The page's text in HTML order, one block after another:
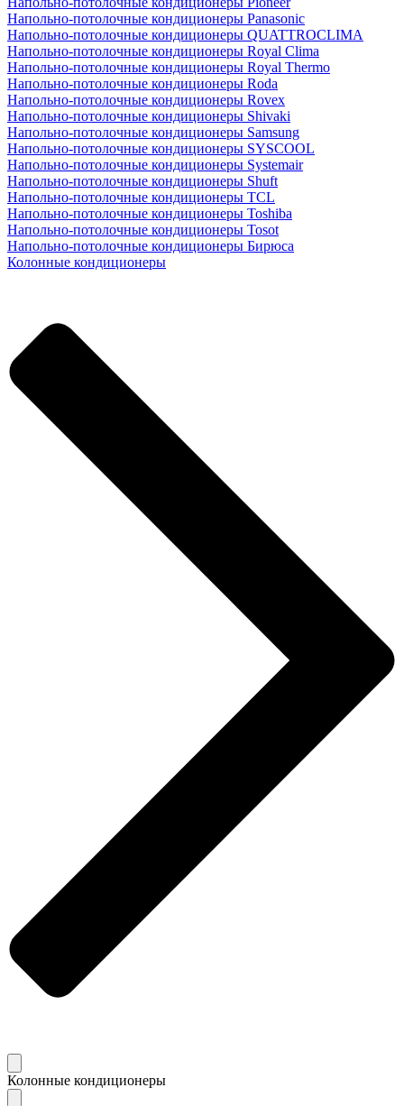
Напольно-потолочные кондиционеры Panasonic
Напольно-потолочные кондиционеры QUATTROCLIMA
Напольно-потолочные кондиционеры Royal Clima
Напольно-потолочные кондиционеры Royal Thermo
Напольно-потолочные кондиционеры Roda
Напольно-потолочные кондиционеры Rovex
Напольно-потолочные кондиционеры Shivaki
Напольно-потолочные кондиционеры Samsung
Напольно-потолочные кондиционеры SYSCOOL
Напольно-потолочные кондиционеры Systemair
Напольно-потолочные кондиционеры Shuft
Напольно-потолочные кондиционеры TCL
Напольно-потолочные кондиционеры Toshiba
Напольно-потолочные кондиционеры Tosot
Напольно-потолочные кондиционеры Бирюса
Колонные кондиционеры
Колонные кондиционеры